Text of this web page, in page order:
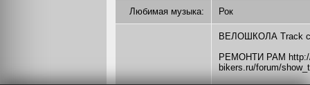
Любимая музыка: Рок
ВЕЛОШКОЛА Track
РЕМОНТИ РАМ http://
bikers.ru/forum/